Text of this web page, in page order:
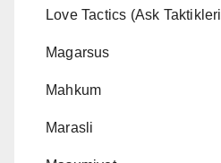
Love Tactics (Ask
Magarsus
Mahkum
Marasli